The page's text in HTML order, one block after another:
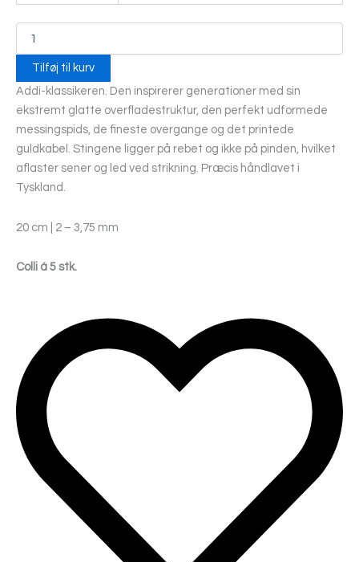
Tilføj til kurv
Addi-klassikeren. Den inspirerer generationer med sin
ekstremt glatte overfladestruktur, den perfekt udformede
messingspids, de fineste overgange og det printede
guldkabel. Stingene ligger på rebet og ikke på pinden, hvilket
aflaster sener og led ved strikning. Præcis håndlavet i
Tyskland.
20 cm | 2 – 3,75 mm
Colli á 5 stk.